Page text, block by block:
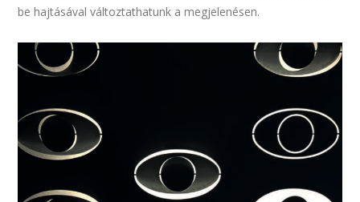
be hajtásával változtathatunk a megjelenésen.